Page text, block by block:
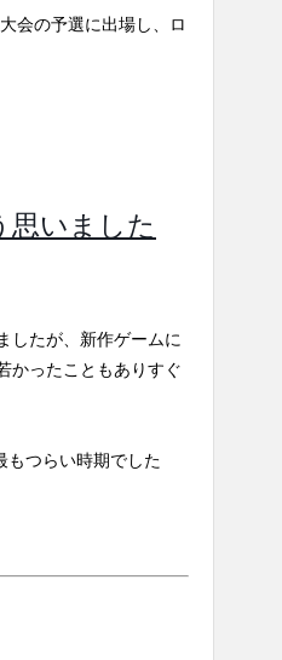
会の予選に出場し、ロ
思いました
したが、新作ゲームに
かったこともありすぐ
もつらい時期でした